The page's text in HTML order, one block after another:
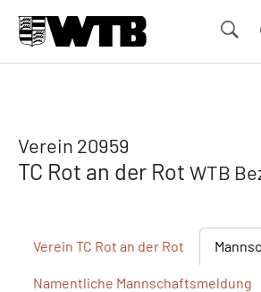
Verein 20959
TC Rot an der Rot WTB
Verein TC Rot an der Rot
Namentliche Mannschaftsmeldung